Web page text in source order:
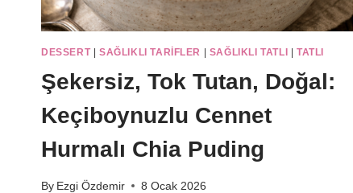
DESSERT| SAĞLIKLI TARIFLER SAĞLIKLI TATLI |TATLI
Şekersiz, Tok Tutan, Doğal:
Keçiboynuzlu Cennet
Hurmalı Chia Puding
By Ezgi Özdemir 8 Ocak 2026